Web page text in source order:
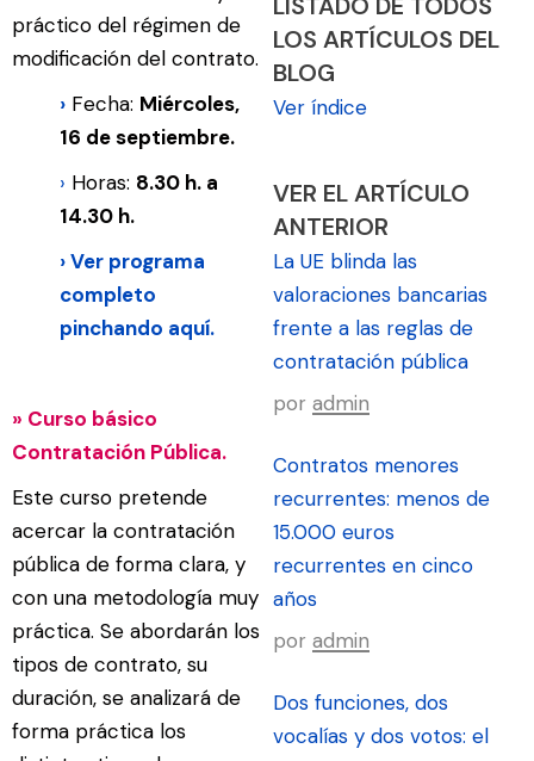
práctico del régimen de
modificación del contrato.
› Fecha: Miércoles,
16 deseptiembre.
› Horas: 8.30 h. a
14.30 h.
›Ver programa
completo
pinchando aquí.
» Curso básico
Contratación Pública.
Este curso pretende
acercar la contratación
pública de forma clara, y
con una metodología muy
práctica. Se abordarán los
tipos de contrato, su
duración, se analizará de
forma práctica los
LOS ARTÍCULOS DEL
BLOG
Ver índice
VER EL ARTÍCULO
ANTERIOR
La UE blinda las
valoraciones bancarias
frente a las reglas de
contratación pública
por admin
Contratos menores
recurrentes: menos de
15.000 euros
recurrentes en cinco
años
por admin
Dos funciones, dos
vocalías y dos votos: el